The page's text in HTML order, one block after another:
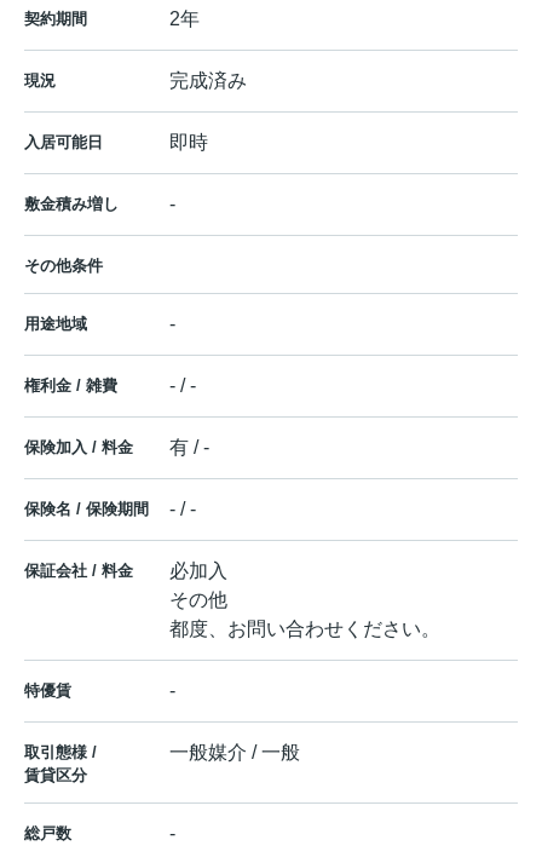
契約期間 2年
現況 完成済み
入居可能日 即時
敷金積み増し -
その他条件
用途地域 -
権利金 / 雑費 - / -
保険加入 / 料金 有 / -
保険名 / 保険期間 - / -
保証会社 / 料金
必加入
その他
都度、お問い合わせください。
特優賃 -
取引態様 /
賃貸区分
一般媒介 / 一般
総戸数 -